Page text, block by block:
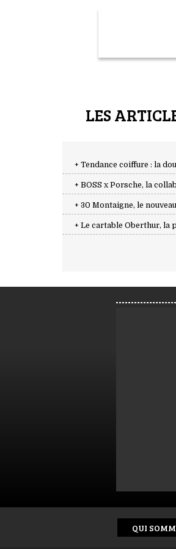
LES
+ Tendance coiffure : la
+ BOSS x Porsche, la
+ 30 Montaigne, le
+ Le cartable Oberthur, la
QUI